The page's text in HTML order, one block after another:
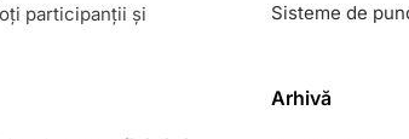
participanții și
Sisteme de
Arhivă